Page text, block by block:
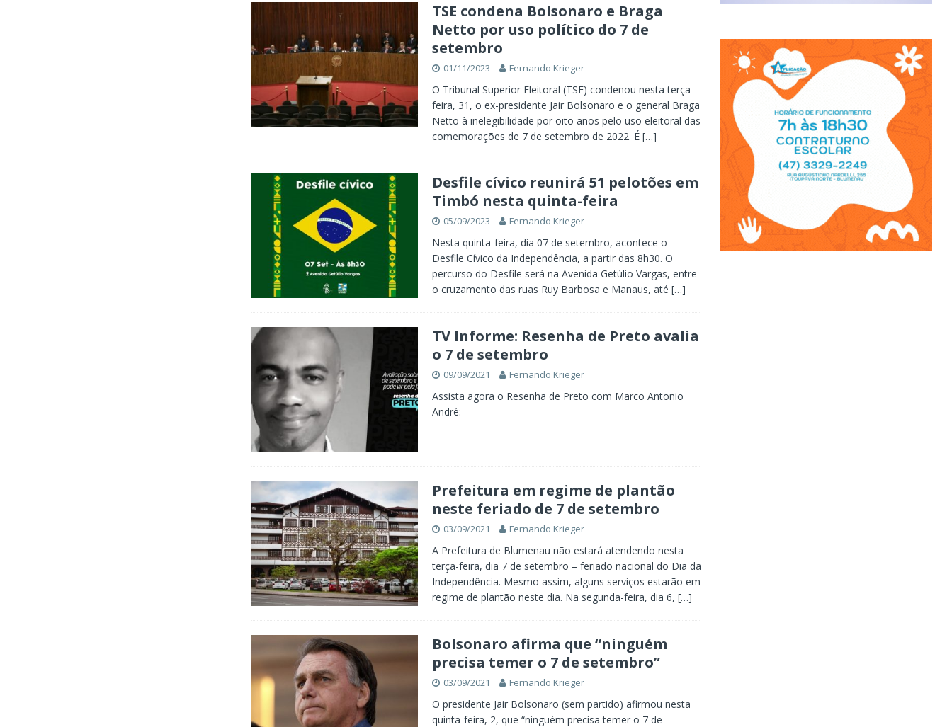
TSE condena Bolsonaro e Braga
Netto por uso político do 7 de
setembro
01/11/2023 Fernando Krieger
O Tribunal Superior Eleitoral (TSE) condenou nesta terça-
feira, 31, o ex-presidente Jair Bolsonaro e o general Braga
Netto à inelegibilidade por oito anos pelo uso eleitoral das
comemorações de 7 de setembro de 2022. É […]
Desfile cívico reunirá 51 pelotões em
Timbó nesta quinta-feira
05/09/2023 Fernando Krieger
Nesta quinta-feira, dia 07 de setembro, acontece o
Desfile Cívico da Independência, a partir das 8h30. O
percurso do Desfile será na Avenida Getúlio Vargas, entre
o cruzamento das ruas Ruy Barbosa e Manaus, até […]
TV Informe: Resenha de Preto avalia
o 7 de setembro
09/09/2021 Fernando Krieger
Assista agora o Resenha de Preto com Marco Antonio
André:
Prefeitura em regime de plantão
neste feriado de 7 de setembro
03/09/2021 Fernando Krieger
A Prefeitura de Blumenau não estará atendendo nesta
terça-feira, dia 7 de setembro – feriado nacional do Dia da
Independência. Mesmo assim, alguns serviços estarão em
regime de plantão neste dia. Na segunda-feira, dia 6, […]
Bolsonaro afirma que “ninguém
precisa temer o 7 de setembro”
03/09/2021 Fernando Krieger
O presidente Jair Bolsonaro (sem partido) afirmou nesta
quinta-feira, 2, que “ninguém precisa temer o 7 de